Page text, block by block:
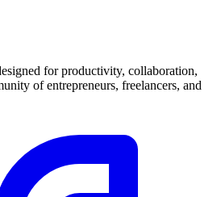
for productivity, collaboration,
of entrepreneurs, freelancers, and